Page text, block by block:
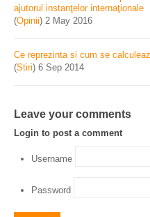
ajutorul instanţelor internaţionale
(Opinii) 2 May 2016
Ce reprezinta si cum se
(Stiri) 6 Sep 2014
Leave your comments
Login to post a comment
Username
Password